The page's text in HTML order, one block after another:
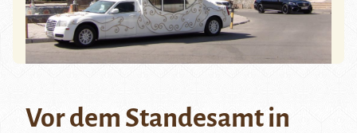
Vor dem Standesamt in